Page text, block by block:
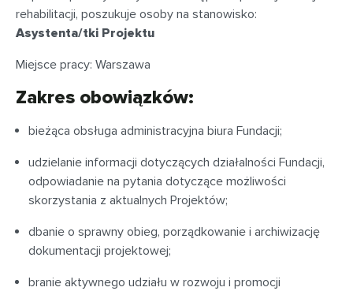
rehabilitacji, poszukuje osoby na stanowisko:
Asystenta/tki Projektu
Miejsce pracy: Warszawa
Zakres obowiązków:
bieżąca obsługa administracyjna biura Fundacji;
udzielanie informacji dotyczących działalności Fundacji,
odpowiadanie na pytania dotyczące możliwości
skorzystania z aktualnych Projektów;
dbanie o sprawny obieg, porządkowanie i archiwizację
dokumentacji projektowej;
branie aktywnego udziału w rozwoju i promocji